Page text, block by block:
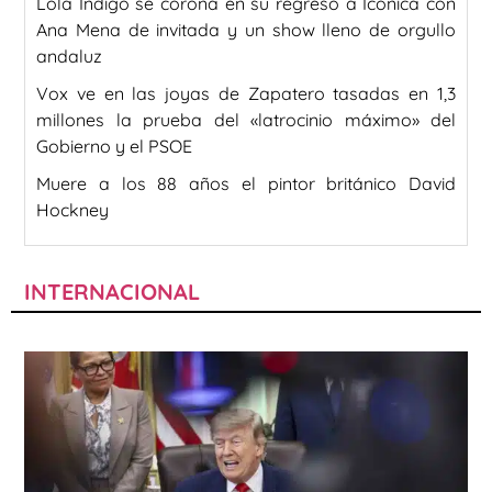
Ana Mena de invitada y un show lleno de orgullo
andaluz
Vox ve en las joyas de Zapatero tasadas en 1,3
millones la prueba del «latrocinio máximo» del
Gobierno y el PSOE
Muere a los 88 años el pintor británico David
Hockney
INTERNACIONAL